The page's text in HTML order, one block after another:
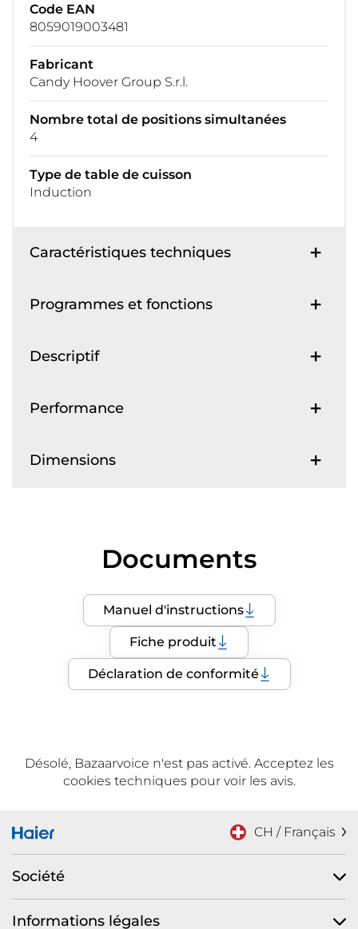
Code EAN
8059019003481
Fabricant
Candy Hoover Group S.r.l.
Nombre total de positions simultanées
4
Type de table de cuisson
Induction
Caractéristiques techniques
Programmes et fonctions
Descriptif
Performance
Dimensions
Documents
Manuel d'instructions
Fiche produit
Déclaration de conformité
Désolé, Bazaarvoice n'est pas activé. Acceptez les
cookies techniques pour voir les avis.
CH / Français
Société
Informations légales